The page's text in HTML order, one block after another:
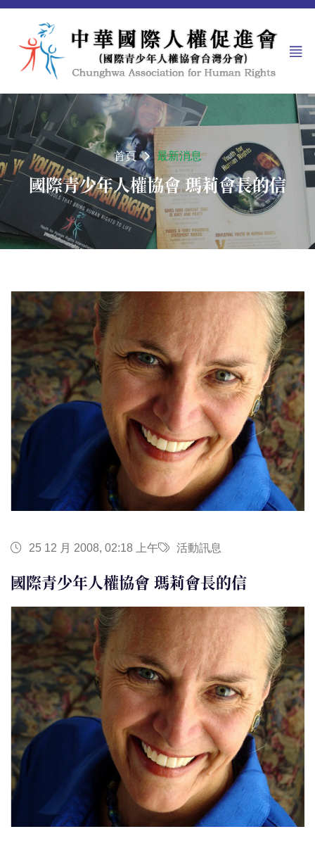
首頁 最新消息
國際青少年人權協會 瑪莉會長的信
25 12 月 2008, 02:18 上午 活動訊息
國際青少年人權協會 瑪莉會長的信